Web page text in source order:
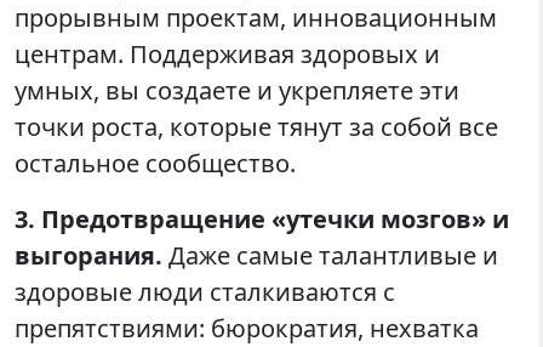
прорывным проектам, инновационным
центрам. Поддерживая здоровых и
умных, вы создаете и укрепляете эти
точки роста, которые тянут за собой все
остальное сообщество.
3. Предотвращение «утечки мозгов» и
выгорания. Даже самые талантливые и
здоровые люди сталкиваются с
препятствиями: бюрократия, нехватка